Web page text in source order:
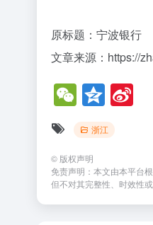
原标题：宁波银行
文章来源：https://
W
e
C
h
at
Q
z
o
n
e ei
b
浙江
© 版权声明
免责声明：本文由本平台
但不对其完整性、时效性